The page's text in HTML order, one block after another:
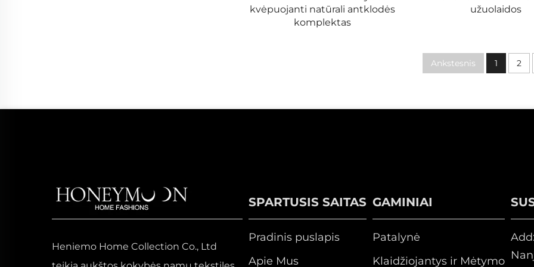
kvėpuojanti natūrali antklodės
komplektas
užuolaidos
Ankstesnis 1 2
Heniemo Home Collection Co., Ltd
SPARTUSIS SAITAS
Pradinis puslapis
Apie Mus
GAMINIAI
Patalynė
Klaidžiojantys ir Mėtymo